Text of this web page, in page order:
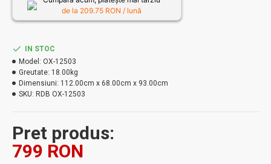
Pret produs:
799 RON
IN STOC
Model: OX-12503
Greutate: 18.00kg
Dimensiuni: 112.00cm x 68.00cm x 93.00cm
SKU: RDB OX-12503
de la 209.75 RON / lună